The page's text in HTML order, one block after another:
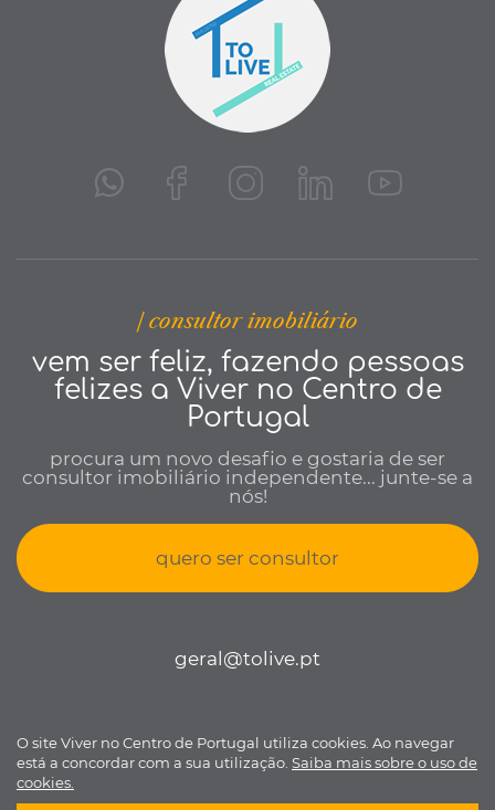
| consultor imobiliário
vem ser feliz, fazendo pessoas
felizes a Viver no Centro de
Portugal
procura um novo desafio e gostaria de ser
consultor imobiliário independente... junte-se a
nós!
quero ser consultor
geral@tolive.pt
Viver no Centro de Portugal © todos os direitos reservados •Política
de Privacidade• Livro de reclamações• Desenvolvido porBomsite
O site Viver no Centro de Portugal utiliza cookies. Ao navegar
está a concordar com a sua utilização. Saiba mais sobre o uso de
cookies.